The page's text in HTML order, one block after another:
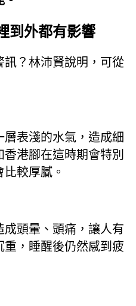
到外都有影響
訊？林沛賢說明，可從
表淺的水氣，造成細
港腳在這時期會特別
較厚膩。
頭暈、頭痛，讓人有
，睡醒後仍然感到疲